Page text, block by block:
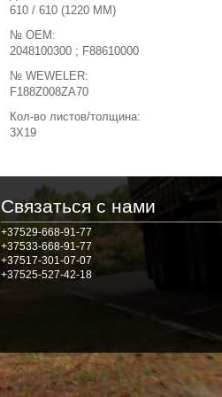
610 / 610 (1220 MM)
№ OEM:
2048100300 ; F88610000
№ WEWELER:
F188Z008ZA70
Кол-во листов/толщина:
3X19
Связаться с нами
+37529-668-91-77
+37533-668-91-77
+37517-301-07-07
+37525-527-42-18